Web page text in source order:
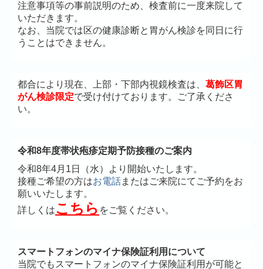
注意事項等の事前説明のため、検査前に一度来院して
いただきます。
なお、当院では区の健康診断と胃がん検診を同日に行
うことはできません。
都合により現在、上部・下部内視鏡検査は、 葛飾区胃
がん検診限定で受け付けております。ご了承くださ
い。
令和8年度帯状疱疹定期予防接種のご案内
令和8年4月1日（水）より開始いたします。
接種ご希望の方はお電話またはご来院にてご予約をお
願いいたします。
詳しくはこちら をご覧ください。
スマートフォンのマイナ保険証利用について
当院でもスマートフォンのマイナ保険証利用が可能と